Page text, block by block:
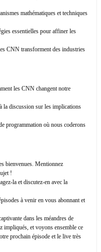
mathématiques et techniques
essentielles pour affiner les
CNN transforment des industries
les CNN changent notre
la discussion sur les implications
programmation où nous coderons
bienvenues. Mentionnez
!
la et discutez-en avec la
à venir en vous abonnant et
dans les méandres de
impliqués, et voyons ensemble ce
prochain épisode et le live très